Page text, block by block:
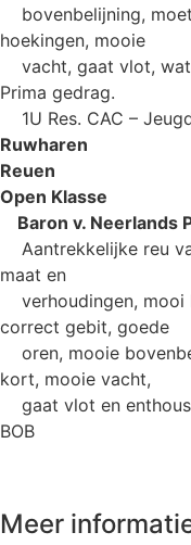
bovenbelijning,
hoekingen, mooie
vacht, gaat vlot, wat
Prima gedrag.
1U Res. CAC –
Ruwharen
Reuen
Open Klasse
Baron v. Neerlands
Aantrekkelijke reu
maat en
verhoudingen, mooi
correct gebit, goede
oren, mooie
kort, mooie vacht,
gaat vlot en
BOB
Meer